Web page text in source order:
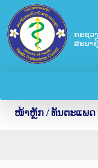
ກະຊວ
ສະພາ
ໜ້າຫຼັກ / ທັນຕະແພດ